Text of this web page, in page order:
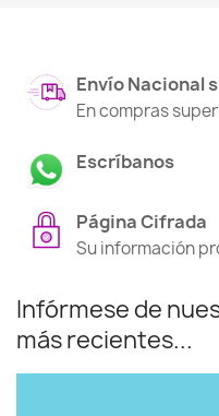
Envío Nacional
En compras
Escríbanos
Página Cifrada
Su información
Infórmese de
más recientes...